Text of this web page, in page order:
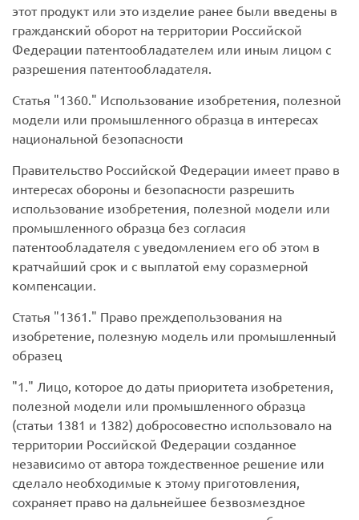
этот продукт или это изделие ранее были введены в
гражданский оборот на территории Российской
Федерации патентообладателем или иным лицом с
разрешения патентообладателя.
Статья
1360.
Использование изобретения, полезной
модели или промышленного образца в интересах
национальной безопасности
Правительство Российской Федерации имеет право в
интересах обороны и безопасности разрешить
использование изобретения, полезной модели или
промышленного образца без согласия
патентообладателя с уведомлением его об этом в
кратчайший срок и с выплатой ему соразмерной
компенсации.
Статья
1361.
Право преждепользования на
изобретение, полезную модель или промышленный
образец
1.
Лицо, которое до даты приоритета изобретения,
полезной модели или промышленного образца
(статьи 1381 и 1382) добросовестно использовало на
территории Российской Федерации созданное
независимо от автора тождественное решение или
сделало необходимые к этому приготовления,
сохраняет право на дальнейшее безвозмездное